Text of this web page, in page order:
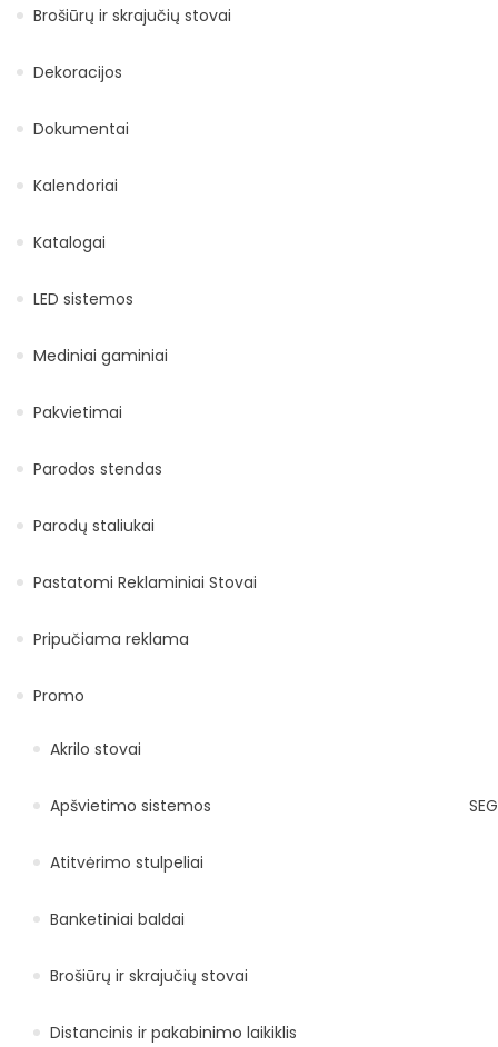
Brošiūrų ir skrajučių stovai
Dekoracijos
Dokumentai
Kalendoriai
Katalogai
LED sistemos
Mediniai gaminiai
Pakvietimai
Parodos stendas
Parodų staliukai
Pastatomi Reklaminiai Stovai
Pripučiama reklama
Promo
Akrilo stovai
Apšvietimo sistemos SEG
Atitvėrimo stulpeliai
Banketiniai baldai
Brošiūrų ir skrajučių stovai
Distancinis ir pakabinimo laikiklis